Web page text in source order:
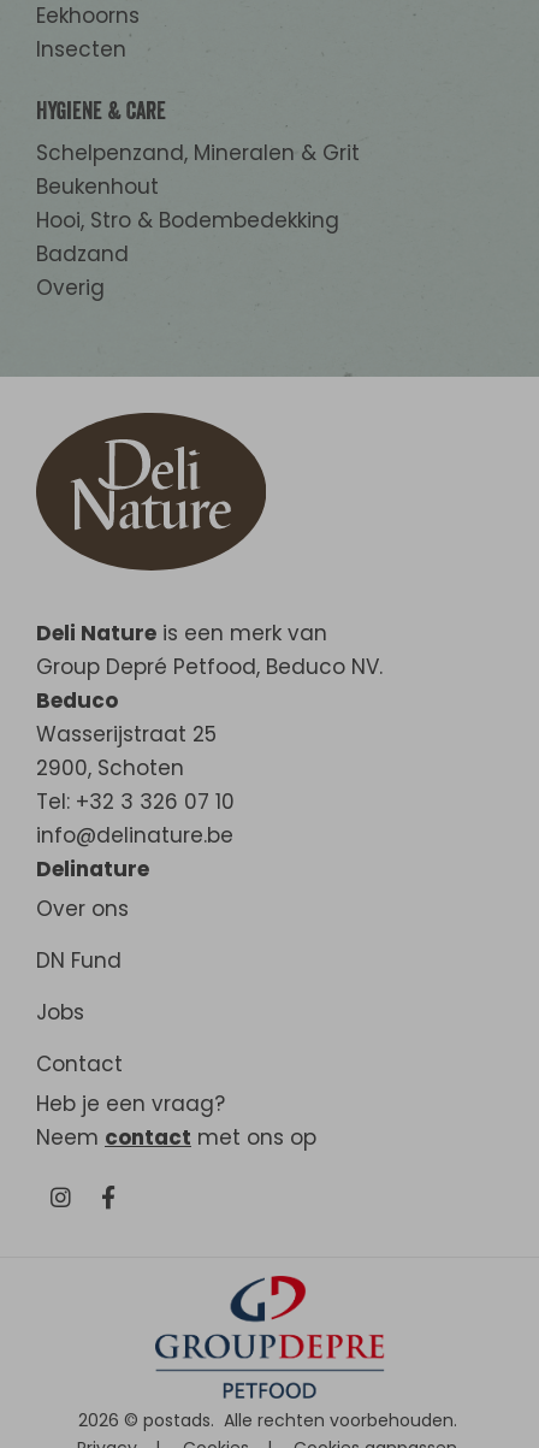
Eekhoorns
Insecten
Hygiene & Care
Schelpenzand, Mineralen & Grit
Beukenhout
Hooi, Stro & Bodembedekking
Badzand
Overig
Deli Nature is een merk van
Group Depré Petfood, Beduco NV.
Beduco
Wasserijstraat 25
2900, Schoten
Tel: +32 3 326 07 10
info@delinature.be
Delinature
Over ons
DN Fund
Jobs
Contact
Heb je een vraag?
Neem contact met ons op
2026 © postads. Alle rechten voorbehouden.